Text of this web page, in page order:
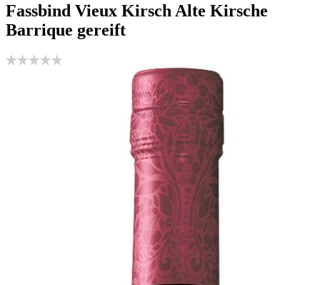
Fassbind Vieux Kirsch Alte Kirsche
Barrique gereift